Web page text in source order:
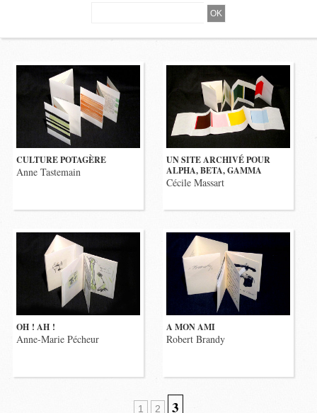
CULTURE POTAGÈRE
Anne Tastemain
UN SITE ARCHIVÉ POUR
ALPHA, BETA, GAMMA
Cécile Massart
OH ! AH !
Anne-Marie Pécheur
A MON AMI
Robert Brandy
1 2 3